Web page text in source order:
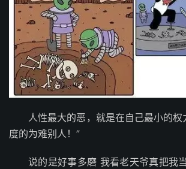
人性最大的恶，就是在自己最小的
度的为难别人！”
说的是好事多磨 我看老天爷真把我